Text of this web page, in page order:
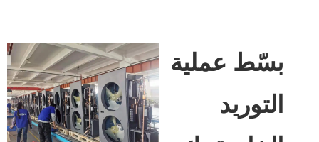
بسّط عملية
التوريد